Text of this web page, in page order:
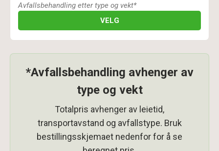
Avfallsbehandling etter type og vekt*
VELG
*Avfallsbehandling avhenger av
type og vekt
Totalpris avhenger av leietid,
transportavstand og avfallstype. Bruk
bestillingsskjemaet nedenfor for å se